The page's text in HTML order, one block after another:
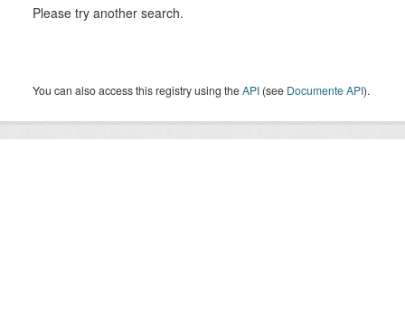
Please try another search.
You can also access this registry using theAPI (see Documente API).